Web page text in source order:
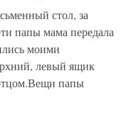
стол, за
папы мама передала
моими
левый ящик
папы